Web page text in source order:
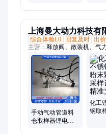
上海曼大动力科技有
综合体验L0
回复及时 出
主营： 释放阀、散装机、气
泵、干灰散装机、干渣散装
双轴加湿搅拌机、全自动吨
空上料机
手动气动管道料
仓取样器锂电石
化工
钢取